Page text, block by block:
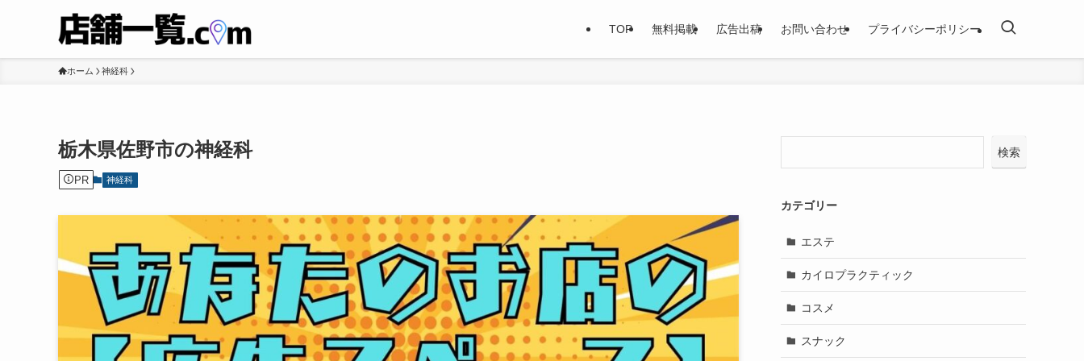
TOP 無料掲載 広告出稿 お問い合わせ プライバシーポリシー
ホーム 神経科
栃木県佐野市の神経科
PR 神経科
検索
カテゴリー
エステ
カイロプラクティック
コスメ
スナック